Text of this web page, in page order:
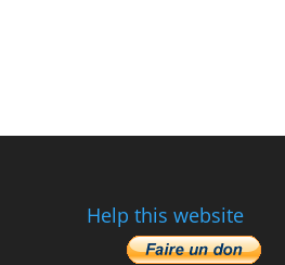
Help this website